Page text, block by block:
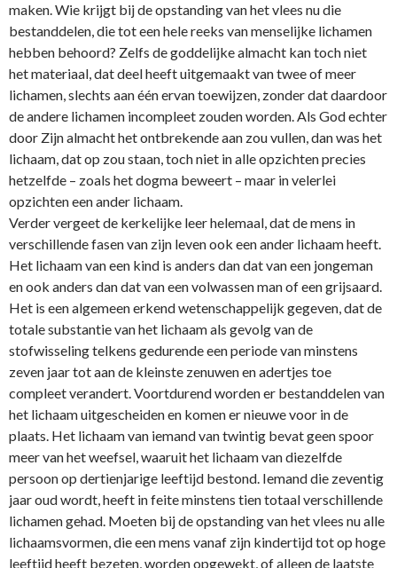
maken. Wie krijgt bij de opstanding van het vlees nu die
bestanddelen, die tot een hele reeks van menselijke lichamen
hebben behoord? Zelfs de goddelijke almacht kan toch niet
het materiaal, dat deel heeft uitgemaakt van twee of meer
lichamen, slechts aan één ervan toewijzen, zonder dat daardoor
de andere lichamen incompleet zouden worden. Als God echter
door Zijn almacht het o­ntbrekende aan zou vullen, dan was het
lichaam, dat op zou staan, toch niet in alle opzichten precies
hetzelfde – zoals het dogma beweert – maar in velerlei
opzichten een ander lichaam.
Verder vergeet de kerkelijke leer helemaal, dat de mens in
verschillende fasen van zijn leven ook een ander lichaam heeft.
Het lichaam van een kind is anders dan dat van een jongeman
en ook anders dan dat van een volwassen man of een grijsaard.
Het is een algemeen erkend wetenschappelijk gegeven, dat de
totale substantie van het lichaam als gevolg van de
stofwisseling telkens gedurende een periode van minstens
zeven jaar tot aan de kleinste zenuwen en adertjes toe
compleet verandert. Voortdurend worden er bestanddelen van
het lichaam uitgescheiden en komen er nieuwe voor in de
plaats. Het lichaam van iemand van twintig bevat geen spoor
meer van het weefsel, waaruit het lichaam van diezelfde
persoon op dertienjarige leeftijd bestond. Iemand die zeventig
jaar oud wordt, heeft in feite minstens tien totaal verschillende
lichamen gehad. Moeten bij de opstanding van het vlees nu alle
lichaamsvormen, die een mens vanaf zijn kindertijd tot op hoge
leeftijd heeft bezeten, worden opgewekt, of alleen de laatste